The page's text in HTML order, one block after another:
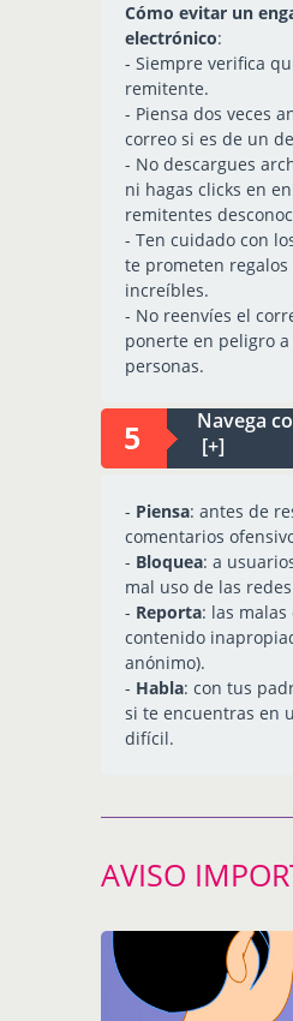
Cómo evitar un
electrónico:
- Siempre verifica
remitente.
- Piensa dos veces
correo si es de un
- No descargues
ni hagas clicks en
remitentes
- Ten cuidado con
te prometen regalos
increíbles.
- No reenvíes el
ponerte en peligro
personas.
Navega
[+]
- Piensa: antes de
comentarios
- Bloquea: a
mal uso de las
- Reporta: las
contenido
anónimo).
- Habla: con tus
si te encuentras en
difícil.
AVISO